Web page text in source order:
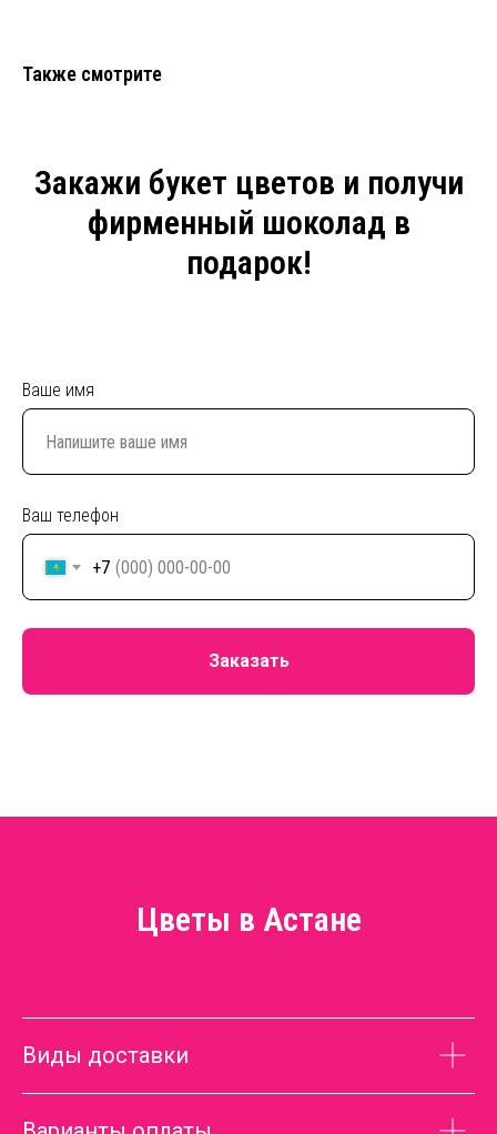
Также смотрите
Закажи букет цветов и получи
фирменный шоколад в
подарок!
Ваше имя
Ваш телефон
+7
Заказать
Цветы в Астане
Виды доставки